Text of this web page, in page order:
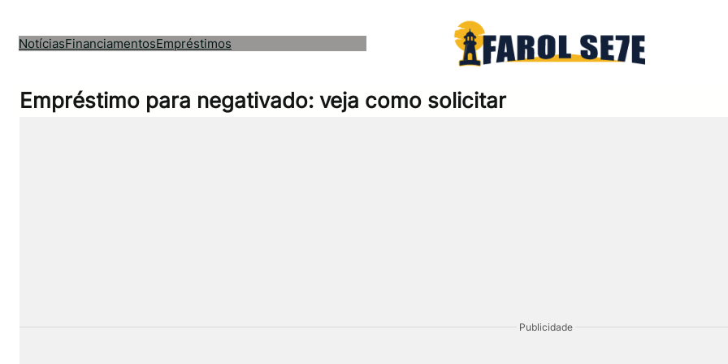
NotíciasFinanciamentosEmpréstimos
Empréstimo para negativado: veja como solicitar
Publicidade